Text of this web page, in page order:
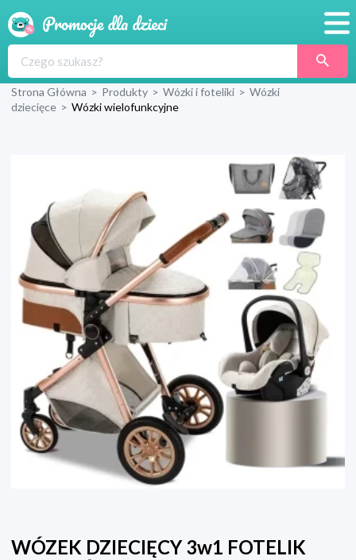
Produkty
Wyprawka
Strona Główna > Produkty > Wózki i foteliki > Wózki
dziecięce > Wózki wielofunkcyjne
WÓZEK DZIECIĘCY 3w1 FOTELIK